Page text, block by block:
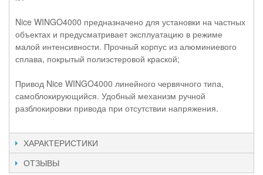
Nice WINGO4000 предназначено для установки на частных
объектах и предусматривает эксплуатацию в режиме
малой интенсивности. Прочный корпус из алюминиевого
сплава, покрытый полиэстеровой краской;
Привод Nice WINGO4000 линейного червячного типа,
самоблокирующийся. Удобный механизм ручной
разблокировки привода при отсутствии напряжения.
ХАРАКТЕРИСТИКИ
ОТЗЫВЫ